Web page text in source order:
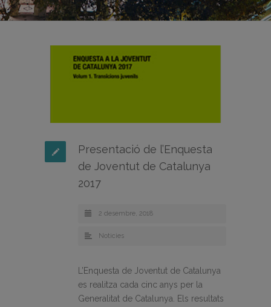
Presentació de l’Enquesta
de Joventut de Catalunya
2017
2 desembre, 2018
Noticies
L’Enquesta de Joventut de Catalunya
es realitza cada cinc anys per la
Generalitat de Catalunya. Els resultats